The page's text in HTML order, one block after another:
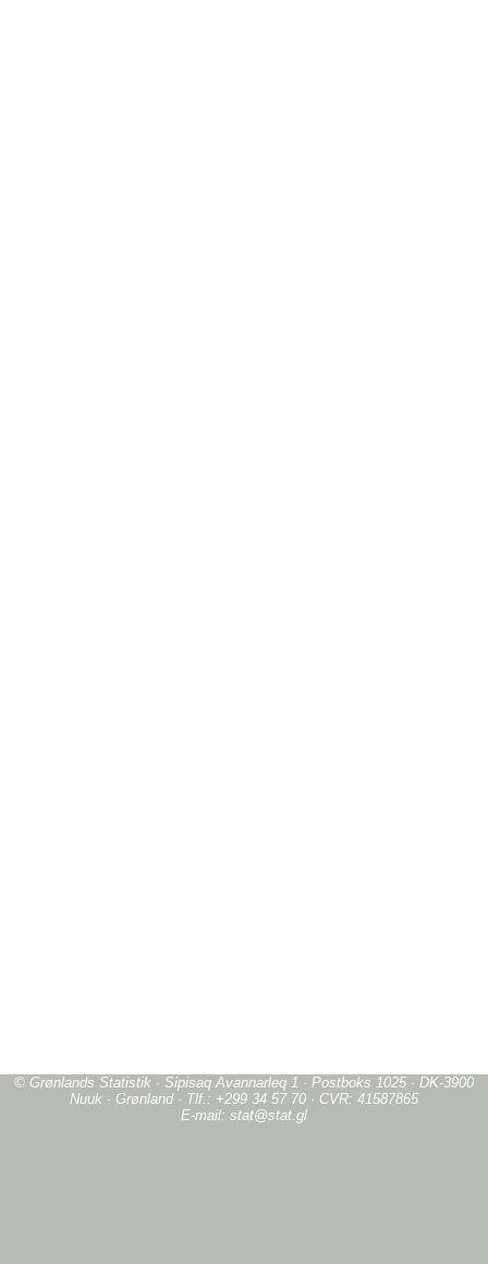
© Grønlands Statistik · Sipisaq Avannarleq 1 · Postboks 1025 · DK-3900
Nuuk · Grønland · Tlf.: +299 34 57 70 · CVR: 41587865
E-mail: stat@stat.gl